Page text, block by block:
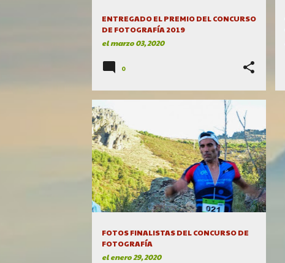
ENTREGADO EL PREMIO DEL CONCURSO
DE FOTOGRAFÍA 2019
elmarzo 03, 2020
0
FOTOS FINALISTAS DEL CONCURSO DE
FOTOGRAFÍA
elenero 29, 2020